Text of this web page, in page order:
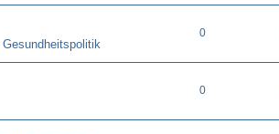
0
0